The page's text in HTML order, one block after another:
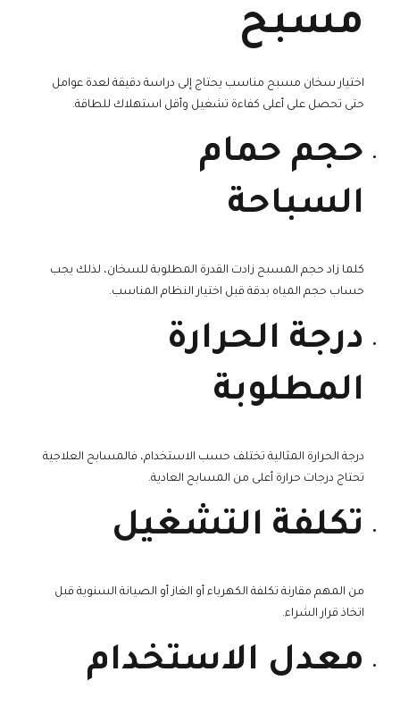
مسبح
اختيار سخان مسبح مناسب يحتاج إلى دراسة دقيقة لعدة عوامل
حتى تحصل على أعلى كفاءة تشغيل وأقل استهلاك للطاقة.
حجم حمام
السباحة
كلما زاد حجم المسبح زادت القدرة المطلوبة للسخان، لذلك يجب
حساب حجم المياه بدقة قبل اختيار النظام المناسب.
درجة الحرارة
المطلوبة
درجة الحرارة المثالية تختلف حسب الاستخدام، فالمسابح العلاجية
تحتاج درجات حرارة أعلى من المسابح العادية.
تكلفة التشغيل
من المهم مقارنة تكلفة الكهرباء أو الغاز أو الصيانة السنوية قبل
اتخاذ قرار الشراء.
معدل الاستخدام